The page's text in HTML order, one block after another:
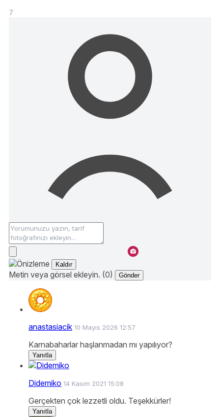
7
Kaldır
Metin veya görsel ekleyin. (0) Gönder
anastasiacik 10 Mayıs 2026 12:57
Karnabaharlar haşlanmadan mı yapılıyor?
Yanıtla
Didemiko 14 Kasım 2021 15:08
Gerçekten çok lezzetli oldu. Teşekkürler!
Yanıtla